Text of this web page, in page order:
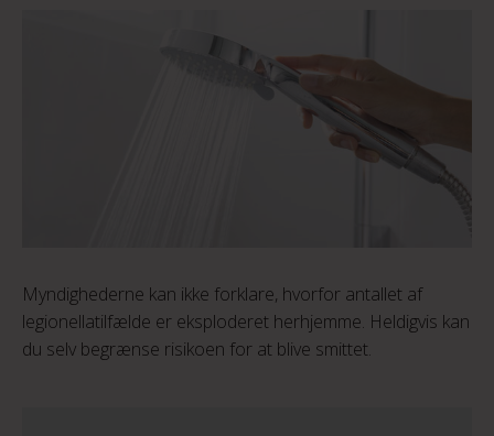
Myndighederne kan ikke forklare, hvorfor antallet af
legionellatilfælde er eksploderet herhjemme. Heldigvis kan
du selv begrænse risikoen for at blive smittet.